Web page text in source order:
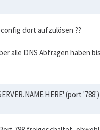
dort aufzulösen ??
alle DNS Abfragen haben
(port